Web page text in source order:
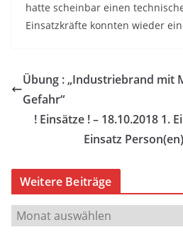
hatte scheinbar einen
Einsatzkräfte konnten wieder
Übung : „Industriebrand mit
Gefahr“
! Einsätze ! – 18.10.2018 1.
Einsatz
Weitere Beiträge
W